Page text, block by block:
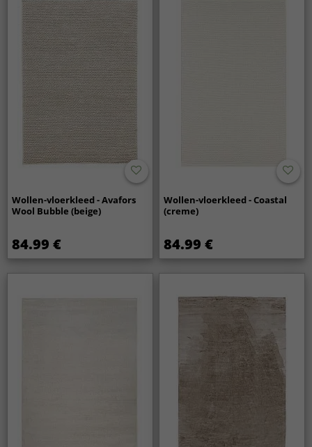
Wollen-vloerkleed - Avafors
Wool Bubble (beige)
84.99 €
Wollen-vloerkleed - Coastal
(creme)
84.99 €